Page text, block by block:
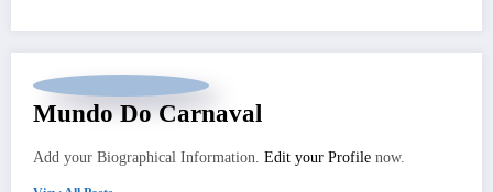
Mundo Do Carnaval
Add your Biographical Information. Edit your Profile now.